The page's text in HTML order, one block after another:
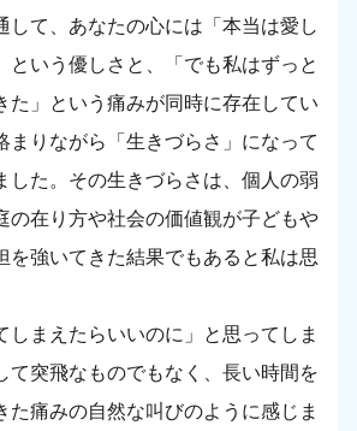
して、あなたの心には「本当は愛し
という優しさと、「でも私はずっと
た」という痛みが同時に存在してい
まりながら「生きづらさ」になって
した。その生きづらさは、個人の弱
の在り方や社会の価値観が子どもや
を強いてきた結果でもあると私は思
しまえたらいいのに」と思ってしま
て突飛なものでもなく、長い時間を
た痛みの自然な叫びのように感じま